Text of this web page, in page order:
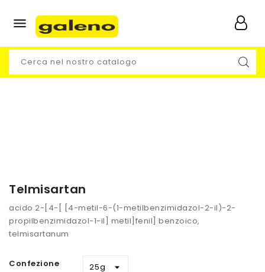

Telmisartan
acido 2-[4-[ [4-metil-6-(1-metilbenzimidazol-2-il)-2-
propilbenzimidazol-1-il] metil]fenil] benzoico,
telmisartanum
Confezione